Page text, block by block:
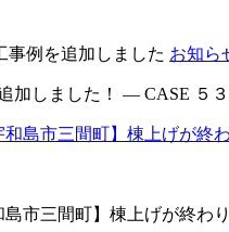
事例を追加しました お知ら
加しました！ ― CASE ５
島市三間町】棟上げが終わ